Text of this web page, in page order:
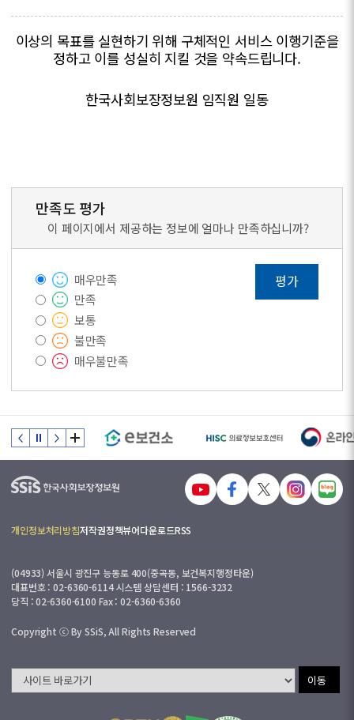
이상의 목표를 실현하기 위해 구체적인 서비스 이행기준을
정하고 이를 성실히 지킬 것을 약속드립니다.
한국사회보장정보원 임직원 일동
만족도 평가
이 페이지에서 제공하는 정보에 얼마나 만족하십니까?
매우만족
만족
보통
불만족
매우불만족
평가
개인정보처리방침저작권정책뷰어다운로드RSS
(04933) 서울시 광진구 능동로 400(중곡동, 보건복지행정타운)
대표번호 : 02-6360-6114 시스템 상담센터 : 1566-3232
당직 : 02-6360-6100 Fax : 02-6360-6360
Copyright ⓒ By SSiS, All Rights Reserved
이동